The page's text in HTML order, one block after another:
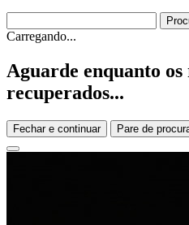
Carregando...
Aguarde enquanto os
recuperados...
Fechar e continuar Pare de